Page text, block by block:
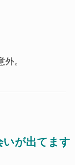
。
いが出てます